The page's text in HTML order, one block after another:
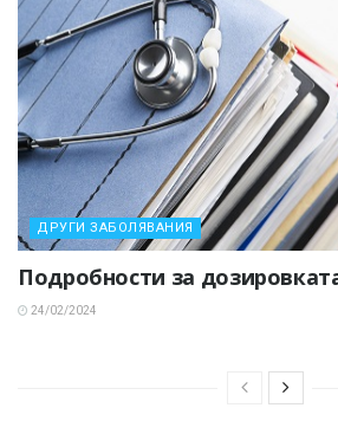
ДРУГИ ЗАБОЛЯВАНИЯ
Подробности за
24/02/2024